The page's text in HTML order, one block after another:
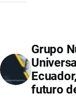
EL
MERCADO
VIVE
UN
Grupo
futuro